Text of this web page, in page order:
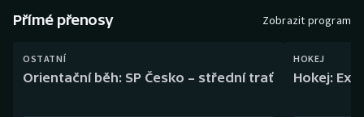
Curling
Přímé přenosy Zobrazit program
OSTATNÍ
Orientační běh: SP Česko – střední trať
HOKEJ
Hokej: